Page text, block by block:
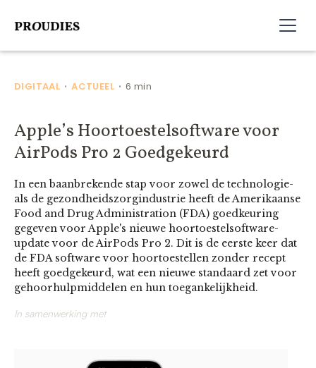
DIGITAAL •ACTUEEL •6 min
Apple’s Hoortoestelsoftware voor
AirPods Pro 2 Goedgekeurd
In een baanbrekende stap voor zowel de technologie-
als de gezondheidszorgindustrie heeft de Amerikaanse
Food and Drug Administration (FDA) goedkeuring
gegeven voor Apple's nieuwe hoortoestelsoftware-
update voor de AirPods Pro 2. Dit is de eerste keer dat
de FDA software voor hoortoestellen zonder recept
heeft goedgekeurd, wat een nieuwe standaard zet voor
gehoorhulpmiddelen en hun toegankelijkheid.
In samenwerking met